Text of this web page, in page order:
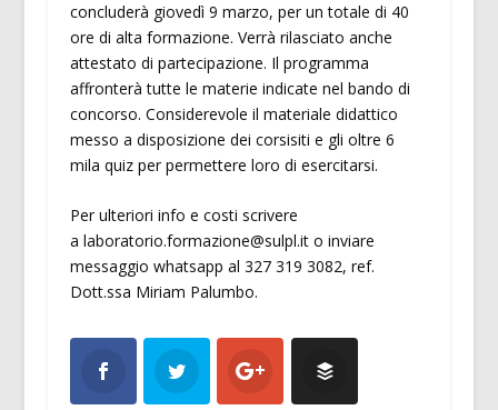
concluderà giovedì 9 marzo, per un totale di 40
ore di alta formazione. Verrà rilasciato anche
attestato di partecipazione. Il programma
affronterà tutte le materie indicate nel bando di
concorso. Considerevole il materiale didattico
messo a disposizione dei corsisiti e gli oltre 6
mila quiz per permettere loro di esercitarsi.
Per ulteriori info e costi scrivere
a laboratorio.formazione@sulpl.it o inviare
messaggio whatsapp al 327 319 3082, ref.
Dott.ssa Miriam Palumbo.